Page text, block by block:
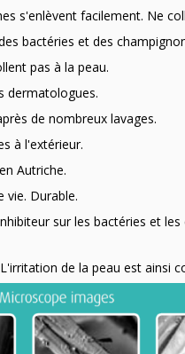
s'enlèvent facilement. Ne
bactéries et des
pas à la peau.
dermatologues.
de nombreux lavages.
à l'extérieur.
Autriche.
vie. Durable.
sur les bactéries et
de la peau est ainsi